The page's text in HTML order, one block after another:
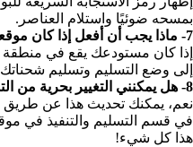
بمسحه ضوئيًا واستلام العناصر.
7- ماذا يجب أن أفعل إذا كان موقعي في منطقة غير صالحة للخدمة؟
إذا كان مستودعك يقع في منطقة
إلى وضع التسليم وتسليم
8- هل يمكنني التغيير بحرية من التسليم إلى الاستلام أو العكس؟
نعم، يمكنك تحديث هذا عن
في قسم التسليم والتنفيذ في
هذا كل شيء!